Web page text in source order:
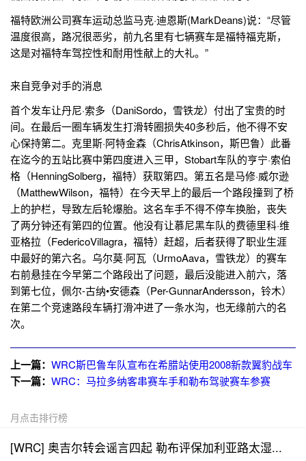
福特欧洲公司赛车运动总监马克·迪恩斯(MarkDeans)说：“尽管
温度很高，路况很恶劣，前九名里有七辆赛车是福特福克斯，
这是对福特车驾控性和耐用性献上的大礼。”
来自竞争对手的消息
首个发车让丹尼·索多（DaniSordo，雪铁龙）付出了宝贵的时
间。在最后一圈车辆发生打滑转圈损失40多秒后，他不得不安
心保持第二。克里斯·阿特金森（ChrisAtkinson，斯巴鲁）此番
在迄今的五站比赛中第四度进入三甲，Stobart车队的亨宁·索伯
格（HenningSolberg，福特）获取第四。第五名是马修·威尔逊
（MatthewWilson，福特）在今天早上的最后一个路段撞到了桥
上的护栏，导致左后轮爆胎。这名车手不得不停车换胎，丧失
了两分钟还有第四的位置。他没有让慕尼黑车队的费德里科·维
亚格拉（FedericoVillagra，福特）赶超，后者获得了职业生涯
中最好的第六名。乌尔莫·阿瓦（UrmoAava，雪铁龙）的赛车
右前悬挂在今早第二个路段出了问题，最后没能进入前六，落
到第七位，佩尔-古纳•安德森（Per-GunnarAndersson，铃木）
在第二个竞速路段车辆打滑冲进了一条水沟，也无缘前六的名
次。
上一篇： WRC斯巴鲁车队宣布在希腊站使用2008新款翼豹战车
下一篇： WRC：马拉多纳客串赛车手和勒布驾驶赛车参赛
月点击排行榜
[WRC] 奥吉尔转会谣言四起 勒布评保加利亚路太湿...